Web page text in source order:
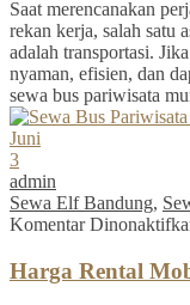
Saat merencanakan
rekan kerja, salah satu
adalah transportasi.
nyaman, efisien, dan
sewa bus pariwisata
Juni
3
admin
Sewa Elf Bandung,
Komentar
Harga Rental